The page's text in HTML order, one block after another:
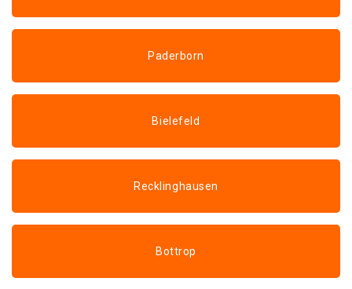
Paderborn
Bielefeld
Recklinghausen
Bottrop